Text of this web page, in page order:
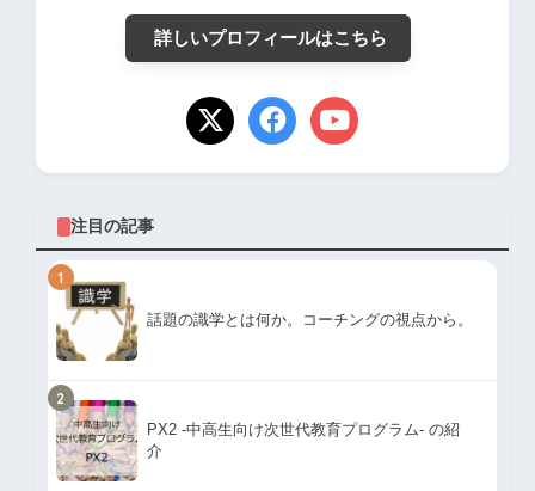
詳しいプロフィールはこちら
注目の記事
1
話題の識学とは何か。コーチングの視点から。
2
PX2 -中高生向け次世代教育プログラム- の紹
介